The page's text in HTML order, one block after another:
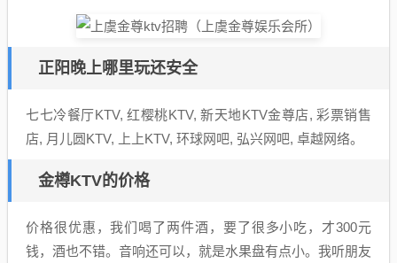
正阳晚上哪里玩还安全
七七冷餐厅KTV, 红樱桃KTV, 新天地KTV金尊店, 彩票销售
店, 月儿圆KTV, 上上KTV, 环球网吧, 弘兴网吧, 卓越网络。
金樽KTV的价格
价格很优惠，我们喝了两件酒，要了很多小吃，才300元
钱，酒也不错。音响还可以，就是水果盘有点小。我听朋友